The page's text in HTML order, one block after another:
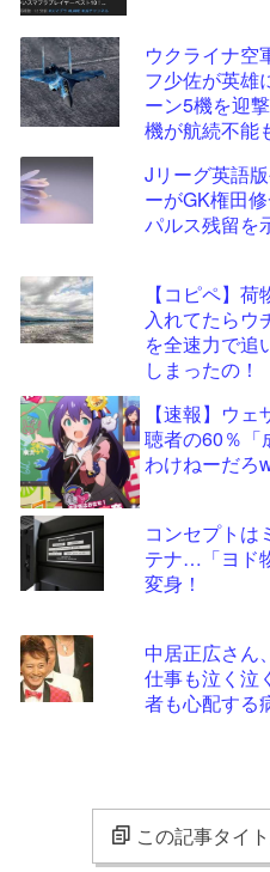
ウクライナ空
フ少佐が英雄
ーン5機を迎
機が航続不能
Jリーグ英語
ーがGK権田
パルス残留を
【コピペ】
入れてたらウ
を全速力で追
しまったの！
【速報】ウ
聴者の60％「
わけねーだろ
コンセプトは
テナ…「ヨド
変身！
中居正広さん
仕事も泣く
者も心配する
この記事タイ